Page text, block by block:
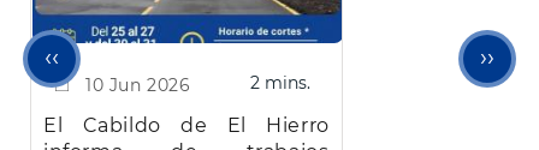
10 Jun 2026 2 mins.
El Cabildo de El Hierro
Página
anterior
‹‹ ››